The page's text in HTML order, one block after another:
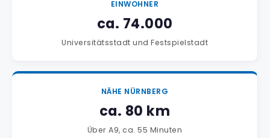
EINWOHNER
ca. 74.000
Universitätsstadt und Festspielstadt
NÄHE NÜRNBERG
ca. 80 km
Über A9, ca. 55 Minuten